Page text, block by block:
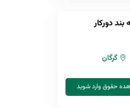
دورکار
گرگان
حقوق وارد شوید